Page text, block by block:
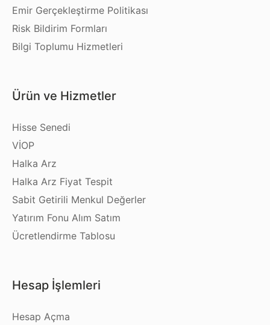
Emir Gerçekleştirme Politikası
Risk Bildirim Formları
Bilgi Toplumu Hizmetleri
Ürün ve Hizmetler
Hisse Senedi
VİOP
Halka Arz
Halka Arz Fiyat Tespit
Sabit Getirili Menkul Değerler
Yatırım Fonu Alım Satım
Ücretlendirme Tablosu
Hesap İşlemleri
Hesap Açma